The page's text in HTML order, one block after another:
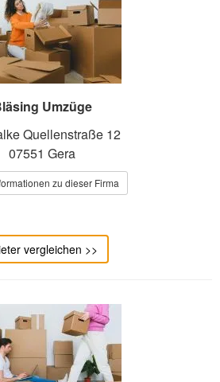
Umzüge
Quellenstraße 12
07551 Gera
zu dieser Firma
vergleichen >>